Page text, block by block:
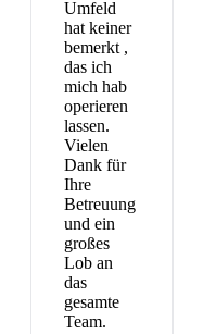
Umfeld
hat keiner
bemerkt ,
das ich
mich hab
operieren
lassen.
Vielen
Dank für
Ihre
Betreuung
und ein
großes
Lob an
das
gesamte
Team.